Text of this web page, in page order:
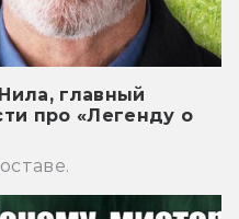
главный
про «Легенду о